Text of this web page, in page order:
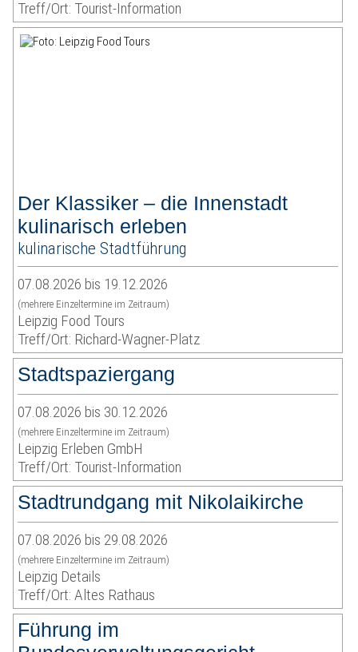
Treff/Ort: Tourist-Information
Der Klassiker – die Innenstadt
kulinarisch erleben
kulinarische Stadtführung
07.08.2026 bis 19.12.2026
(mehrere Einzeltermine im Zeitraum)
Leipzig Food Tours
Treff/Ort: Richard-Wagner-Platz
Stadtspaziergang
07.08.2026 bis 30.12.2026
(mehrere Einzeltermine im Zeitraum)
Leipzig Erleben GmbH
Treff/Ort: Tourist-Information
Stadtrundgang mit Nikolaikirche
07.08.2026 bis 29.08.2026
(mehrere Einzeltermine im Zeitraum)
Leipzig Details
Treff/Ort: Altes Rathaus
Führung im